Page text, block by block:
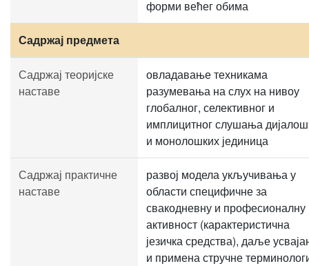
форми већег обима
Садржај предмета
Садржај теоријске
наставе
овладавање техникама
разумевања на слух на нивоу
глобалног, селективног и
имплицитног слушања
и монолошких јединица
Садржај практичне
наставе
развој модела укључивања у
области специфичне за
свакодневну и професионалну
активност (карактеристична
језичка средства), даље
и примена стручне